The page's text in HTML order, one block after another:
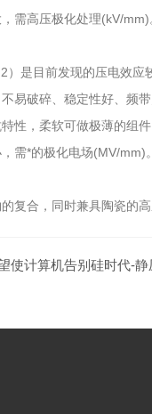
高压极化处理(kV/mm)
目前发现的压电效应
易破碎、稳定性好、频
，柔软可做极薄的组件
*的极化电场(MV/mm)。
合，同时兼具陶瓷的高
使计算机告别硅时代-